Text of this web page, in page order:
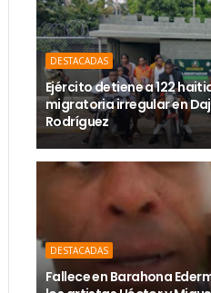
DESTACADAS
Ejército detiene a 122
migratoria irregular en
Rodríguez
DESTACADAS
Fallece en Barahona